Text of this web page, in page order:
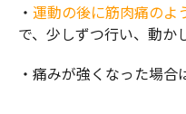
・ 運動の後に筋肉痛のよ
で、少しずつ行い、動か
・痛みが強くなった場合